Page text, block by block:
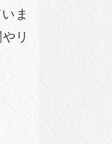
ま
リ